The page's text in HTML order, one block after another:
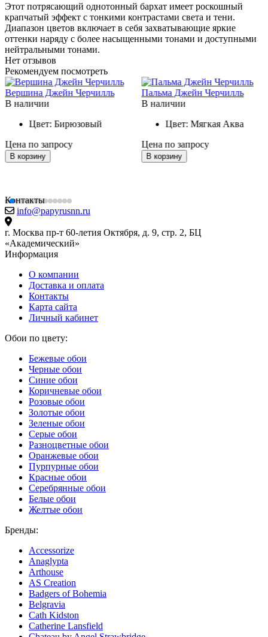
Этот потрясающий однотонный бархат имеет роскошный
крапчатый эффект с тонкими контрастами света и тени.
Диапазон цветов включает в себя захватывающие яркие
оттенки наряду с более насыщенными тонами и доступными
нейтральными тонами.
Нет отзывов
Рекомендуем посмотреть
Вершина Джейн Черчилль
В наличии
Цвет: Бирюзовый
Цена по запросу
В корзину
Пальма Джейн Черчилль
В наличии
Цвет:Мягкая Аква
Цена по запросу
В корзину
Контакты
info@papyrusnn.ru
г. Москва пр-т 60-летия Октября, д. 9, стр. 2, БЦ
«Академический»
Информация
О компании
Доставка и оплата
Контакты
Карта сайта
Личный кабинет
Обои по цвету:
Бежевые обои
Черные обои
Синие обои
Коричневые обои
Розовые обои
Золотые обои
Зеленые обои
Серые обои
Разноцветные обои
Оранжевые обои
Пурпурные обои
Красные обои
Серебрянные обои
Белые обои
Желтые обои
Бренды:
Accessorize
Anaglypta
Arthouse
AS Creation
Badgers of Bohemia
Belgravia
Cath Kidston
Catherine Lansfield